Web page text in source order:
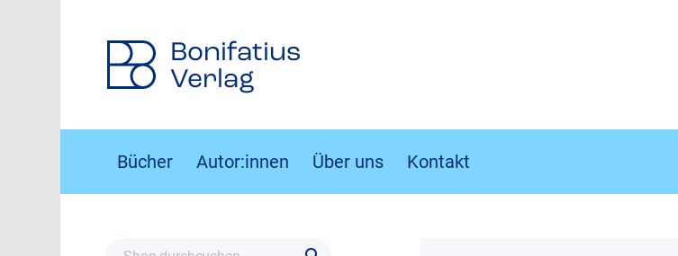
Bonifatius
Verlag
Bücher Autor:innen Über uns Kontakt